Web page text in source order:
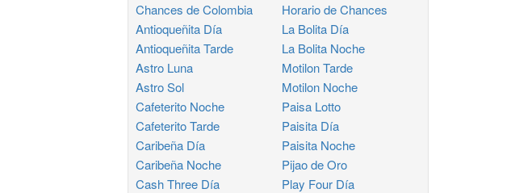
Chances de Colombia
Antioqueñita Día
Antioqueñita Tarde
Astro Luna
Astro Sol
Cafeterito Noche
Cafeterito Tarde
Caribeña Día
Caribeña Noche
Cash Three Día
Horario de Chances
La Bolita Día
La Bolita Noche
Motilon Tarde
Motilon Noche
Paisa Lotto
Paisita Día
Paisita Noche
Pijao de Oro
Play Four Día